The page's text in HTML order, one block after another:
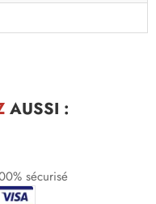
AUSSI :
sécurisé